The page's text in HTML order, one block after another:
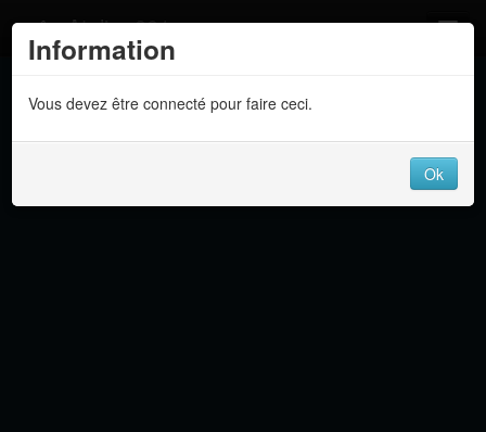
Information
Vous devez être connecté pour faire ceci.
Ok
Atelier 801
Dev Tracker
Langue